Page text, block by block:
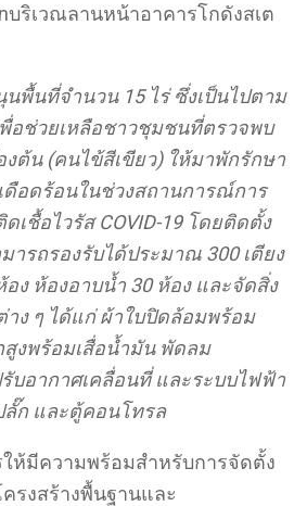
บริเวณลานหน้าอาคารโกดังสเต
พื้นที่จำนวน 15 ไร่ ซึ่งเป็นไปตาม
อช่วยเหลือชาวชุมชนที่ตรวจพบ
องต้น (คนไข้สีเขียว) ให้มาพักรักษา
ดือดร้อนในช่วงสถานการณ์การ
เชื้อไวรัส COVID-19 โดยติดตั้ง
ารถรองรับได้ประมาณ 300 เตียง
อง ห้องอาบน้ำ 30 ห้อง และจัดสิ่ง
ง ๆ ได้แก่ ผ้าใบปิดล้อมพร้อม
สูงพร้อมเสื่อน้ำมัน พัดลม
บอากาศเคลื่อนที่ และระบบไฟฟ้า
ลั๊ก และตู้คอนโทรล
ห้มีความพร้อมสำหรับการจัดตั้ง
รงสร้างพื้นฐานและ